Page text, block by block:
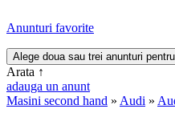
Anunturi favorite
Arata ↑
adauga un anunt
Masini second hand » Audi »